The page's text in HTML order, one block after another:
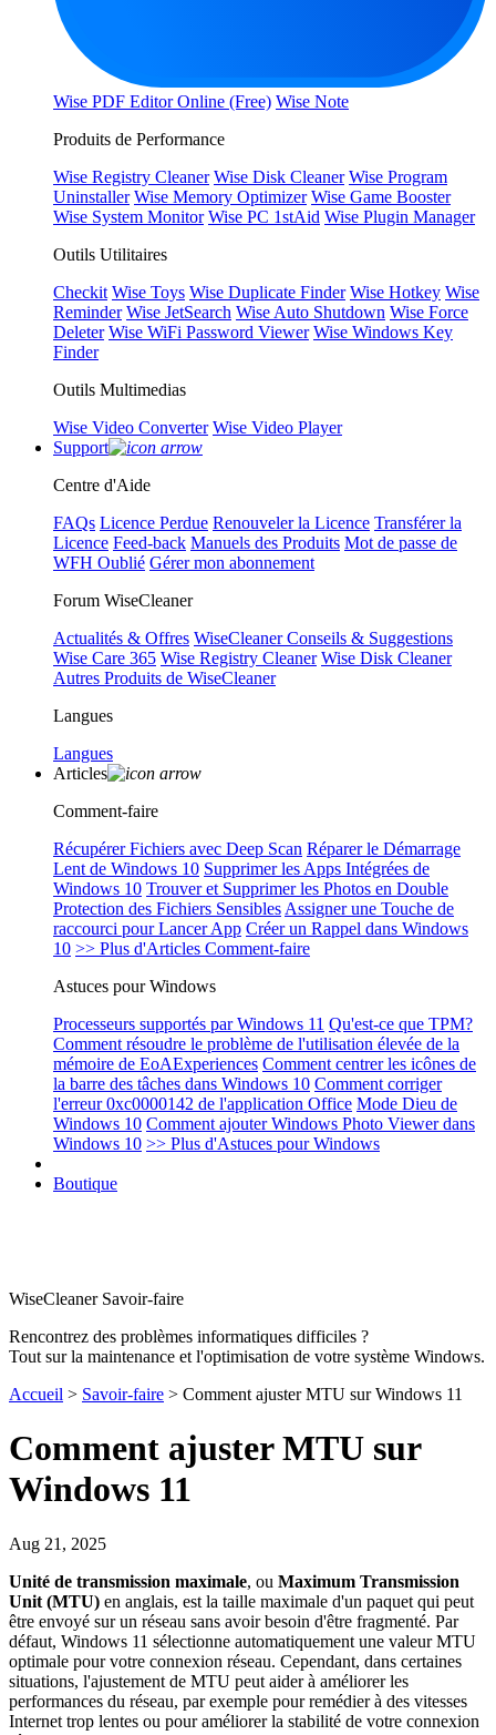
Wise PDF Editor Online (Free) Wise Note
Produits de Performance
Wise Registry Cleaner Wise Disk Cleaner Wise Program
Uninstaller Wise Memory Optimizer Wise Game Booster
Wise System Monitor Wise PC 1stAid Wise Plugin Manager
Outils Utilitaires
Checkit Wise Toys Wise Duplicate Finder Wise Hotkey Wise
Reminder Wise JetSearch Wise Auto Shutdown Wise Force
Deleter Wise WiFi Password Viewer Wise Windows Key
Finder
Outils Multimedias
Wise Video Converter Wise Video Player
Support
Centre d'Aide
FAQs Licence Perdue Renouveler la Licence Transférer la
Licence Feed-back Manuels des Produits Mot de passe de
WFH Oublié Gérer mon abonnement
Forum WiseCleaner
Actualités & Offres WiseCleaner Conseils & Suggestions
Wise Care 365 Wise Registry Cleaner Wise Disk Cleaner
Autres Produits de WiseCleaner
Langues
Langues
Articles
Comment-faire
Récupérer Fichiers avec Deep Scan Réparer le Démarrage
Lent de Windows 10 Supprimer les Apps Intégrées de
Windows 10 Trouver et Supprimer les Photos en Double
Protection des Fichiers Sensibles Assigner une Touche de
raccourci pour Lancer App Créer un Rappel dans Windows
10 >> Plus d'Articles Comment-faire
Astuces pour Windows
Processeurs supportés par Windows 11 Qu'est-ce que TPM?
Comment résoudre le problème de l'utilisation élevée de la
mémoire de EoAExperiences Comment centrer les icônes de
la barre des tâches dans Windows 10 Comment corriger
l'erreur 0xc0000142 de l'application Office Mode Dieu de
Windows 10 Comment ajouter Windows Photo Viewer dans
Windows 10 >> Plus d'Astuces pour Windows
Boutique
WiseCleaner Savoir-faire
Rencontrez des problèmes informatiques difficiles ?
Tout sur la maintenance et l'optimisation de votre système Windows.
Accueil > Savoir-faire > Comment ajuster MTU sur Windows 11
Comment ajuster MTU sur
Windows 11
Aug 21, 2025
Unité de transmission maximale, ou Maximum Transmission
Unit (MTU) en anglais, est la taille maximale d'un paquet qui peut
être envoyé sur un réseau sans avoir besoin d'être fragmenté. Par
défaut, Windows 11 sélectionne automatiquement une valeur MTU
optimale pour votre connexion réseau. Cependant, dans certaines
situations, l'ajustement de MTU peut aider à améliorer les
performances du réseau, par exemple pour remédier à des vitesses
Internet trop lentes ou pour améliorer la stabilité de votre connexion